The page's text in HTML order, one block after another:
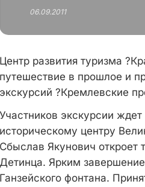
06.09.2011
Центр развития туризма
путешествие в прошлое и
экскурсий ?Кремлевские
Участников экскурсии
историческому центру
Сбыслав Якунович откроет
Детинца. Ярким
Ганзейского фонтана.